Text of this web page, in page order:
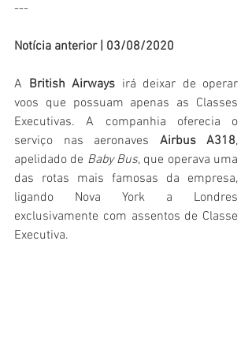
---
Notícia anterior | 03/08/2020
A British Airways irá deixar de operar
voos que possuam apenas as Classes
Executivas. A companhia oferecia o
serviço nas aeronaves Airbus A318,
apelidado de Baby Bus, que operava uma
das rotas mais famosas da empresa,
ligando Nova York a Londres
exclusivamente com assentos de Classe
Executiva.